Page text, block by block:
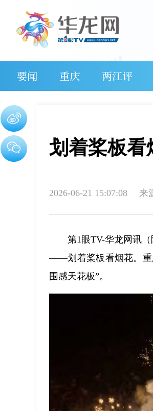
要闻 重庆 两江评
划着桨板看
2026-06-21 15:07:08 来
第1眼TV-华龙网讯
——划着桨板看烟花。重
围感天花板”。